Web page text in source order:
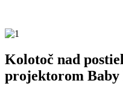
Kolotoč nad
projektorom